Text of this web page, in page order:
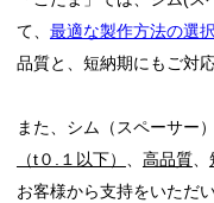
て、 最適な製作方法の選択
品質と、短納期にもご対
また、シム（スペーサー
（t０.１以下） 、 高品質、
お客様から支持をいただ